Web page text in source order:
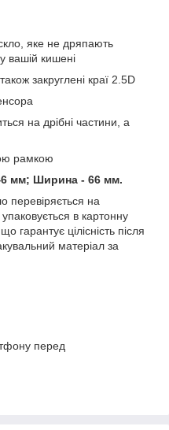
яке не дряпають
вашій кишені
закруглені краї 2.5D
на дрібні частини, а
рамкою
мм; Ширина - 66 мм.
перевіряється на
в картонну
гарантує цілісність після
матеріал за
перед